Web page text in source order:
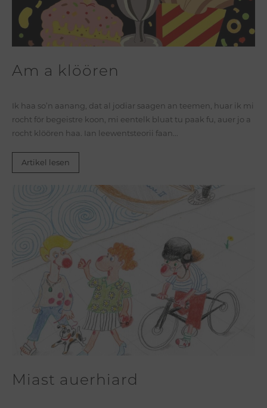
Am a klöören
Ik haa so’n aanang, dat al jodiar saagen an teemen, huar ik mi
rocht för begeistre koon, mi eentelk bluat tu paak fu, auer jo a
rocht klöören haa. Ian leewentsteorii faan...
Artikel lesen
Miast auerhiard